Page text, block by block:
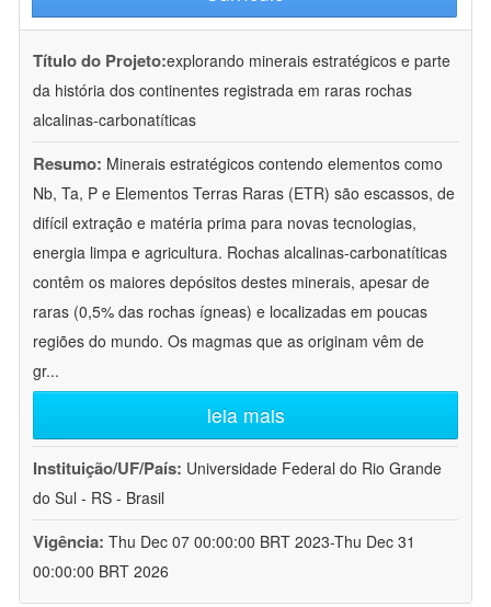
Título do Projeto:explorando minerais estratégicos e parte
da história dos continentes registrada em raras rochas
alcalinas-carbonatíticas
Resumo: Minerais estratégicos contendo elementos como
Nb, Ta, P e Elementos Terras Raras (ETR) são escassos, de
difícil extração e matéria prima para novas tecnologias,
energia limpa e agricultura. Rochas alcalinas-carbonatíticas
contêm os maiores depósitos destes minerais, apesar de
raras (0,5% das rochas ígneas) e localizadas em poucas
regiões do mundo. Os magmas que as originam vêm de
gr...
leia mais
Instituição/UF/País: Universidade Federal do Rio Grande
do Sul - RS - Brasil
Vigência: Thu Dec 07 00:00:00 BRT 2023-Thu Dec 31
00:00:00 BRT 2026